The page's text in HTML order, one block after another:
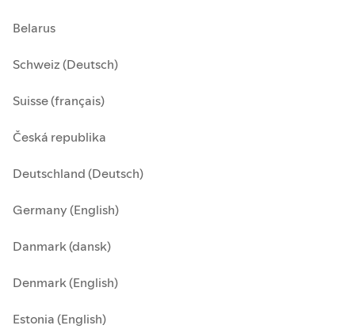
Belarus
Schweiz (Deutsch)
Suisse (français)
Česká republika
Deutschland (Deutsch)
Germany (English)
Danmark (dansk)
Denmark (English)
Estonia (English)